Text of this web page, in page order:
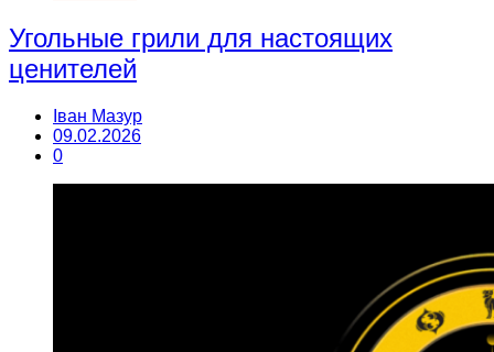
Угольные грили для настоящих
ценителей
Іван Мазур
09.02.2026
0